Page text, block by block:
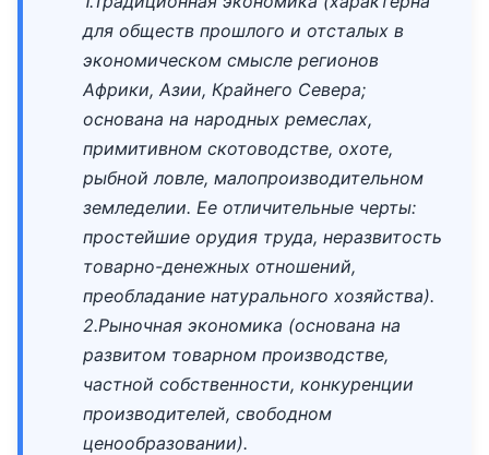
для обществ прошлого и отсталых в
экономическом смысле регионов
Африки, Азии, Крайнего Севера;
основана на народных ремеслах,
примитивном скотоводстве, охоте,
рыбной ловле, малопроизводительном
земледелии. Ее отличительные черты:
простейшие орудия труда, неразвитость
товарно-денежных отношений,
преобладание натурального хозяйства).
2.Рыночная экономика (основана на
развитом товарном производстве,
частной собственности, конкуренции
производителей, свободном
ценообразовании).